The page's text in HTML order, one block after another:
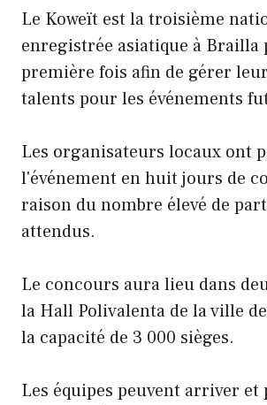
Le Koweït est la troisième
enregistrée asiatique à Brailla
première fois afin de gérer
talents pour les événements
Les organisateurs locaux ont
l'événement en huit jours de
raison du nombre élevé de
attendus.
Le concours aura lieu dans
la Hall Polivalenta de la ville
la capacité de 3 000 sièges.
Les équipes peuvent arriver